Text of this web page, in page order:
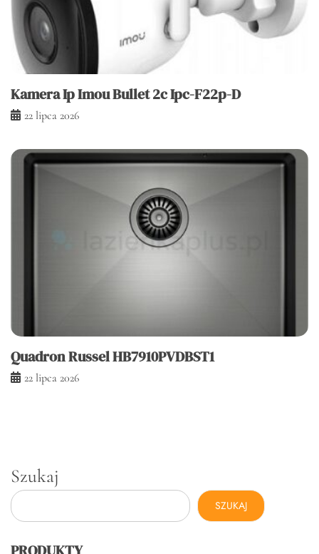
Kamera Ip Imou Bullet 2c Ipc-F22p-D
22 lipca 2026
Quadron Russel HB7910PVDBST1
22 lipca 2026
Szukaj
SZUKAJ